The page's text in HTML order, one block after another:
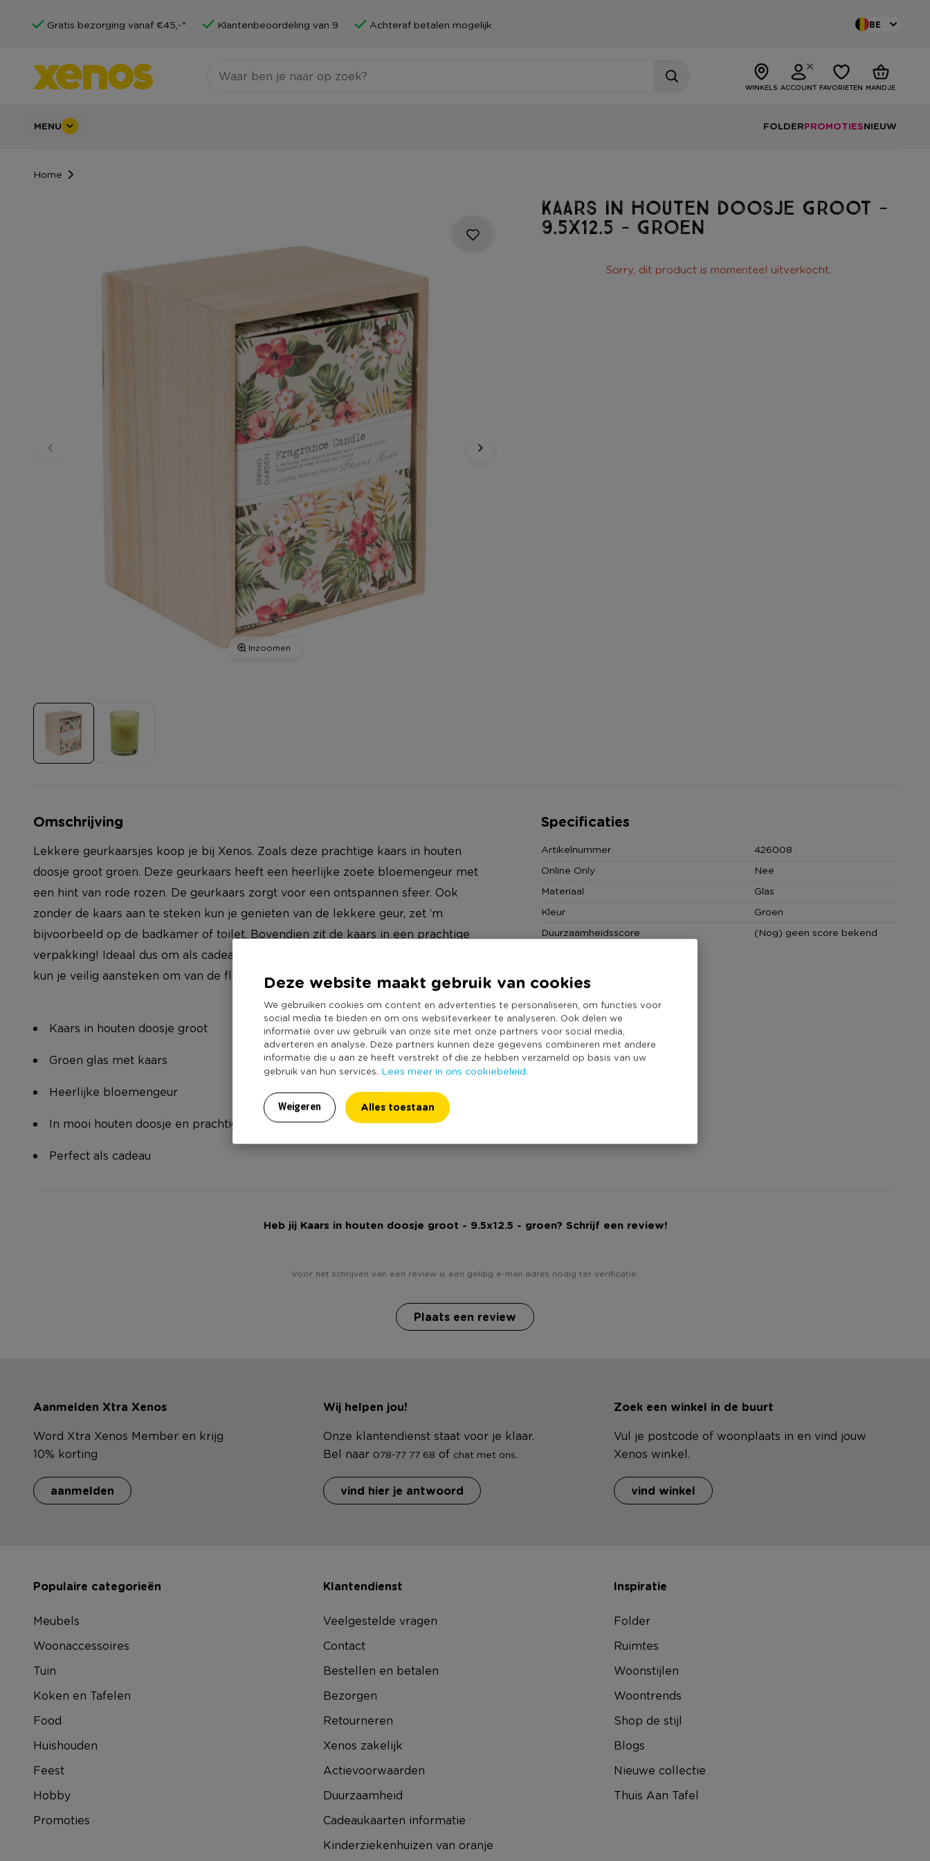
Deze website maakt gebruik van cookies
We gebruiken cookies om content en advertenties te personaliseren, om functies voor
social media te bieden en om ons websiteverkeer te analyseren. Ook delen we
informatie over uw gebruik van onze site met onze partners voor social media,
adverteren en analyse. Deze partners kunnen deze gegevens combineren met andere
informatie die u aan ze heeft verstrekt of die ze hebben verzameld op basis van uw
gebruik van hun services. Lees meer in ons cookiebeleid.
Weigeren Alles toestaan
Gratis bezorging vanaf €45,-* Klantenbeoordeling van 9 Achteraf betalen mogelijk BE
WINKELS ACCOUNT FAVORIETEN MANDJE
MENU FOLDERPROMOTIESNIEUW
Home
Inzoomen
Kaars in houten doosje groot -
9.5x12.5 - groen
Sorry, dit product is momenteel uitverkocht.
Omschrijving
Lekkere geurkaarsjes koop je bij Xenos. Zoals deze prachtige kaars in houten
doosje groot groen. Deze geurkaars heeft een heerlijke zoete bloemengeur met
een hint van rode rozen. De geurkaars zorgt voor een ontspannen sfeer. Ook
zonder de kaars aan te steken kun je genieten van de lekkere geur, zet ‘m
bijvoorbeeld op de badkamer of toilet. Bovendien zit de kaars in een prachtige
verpakking! Ideaal dus om als cadeautje te geven. De geurkaars zit in een glas en
kun je veilig aansteken om van de flower essence te genieten!
Kaars in houten doosje groot
Groen glas met kaars
Heerlijke bloemengeur
In mooi houten doosje en prachtige verpakking
Perfect als cadeau
Specificaties
Artikelnummer
426008
Online Only
Nee
Materiaal
Glas
Kleur
Groen
Duurzaamheidsscore
(Nog) geen score bekend
Heb jij Kaars in houten doosje groot - 9.5x12.5 - groen? Schrijf een review!
Voor het schrijven van een review is een geldig e-mail adres nodig ter verificatie.
Plaats een review
Aanmelden Xtra Xenos
Word Xtra Xenos Member en krijg
10% korting
aanmelden
Wij helpen jou!
Onze klantendienst staat voor je klaar.
Bel naar 078-77 77 68 of chat met ons.
vind hier je antwoord
Zoek een winkel in de buurt
Vul je postcode of woonplaats in en vind jouw
Xenos winkel.
vind winkel
Populaire categorieën
Meubels
Woonaccessoires
Tuin
Koken en Tafelen
Food
Huishouden
Feest
Hobby
Promoties
Klantendienst
Veelgestelde vragen
Contact
Bestellen en betalen
Bezorgen
Retourneren
Xenos zakelijk
Actievoorwaarden
Duurzaamheid
Cadeaukaarten informatie
Kinderziekenhuizen van oranje
Inspiratie
Folder
Ruimtes
Woonstijlen
Woontrends
Shop de stijl
Blogs
Nieuwe collectie
Thuis Aan Tafel